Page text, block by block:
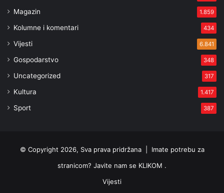
Magazin 1.859
Kolumne i komentari 434
Vijesti 6.841
Gospodarstvo 348
Uncategorized 317
Kultura 1.417
Sport 387
© Copyright 2026, Sva prava pridržana | Imate potrebu za
stranicom? Javite nam se KLIKOM .
Vijesti